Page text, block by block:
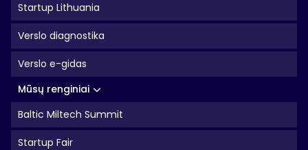
Startup Lithuania
Verslo diagnostika
Verslo e-gidas
Mūsų renginiai
Baltic Miltech Summit
Startup Fair